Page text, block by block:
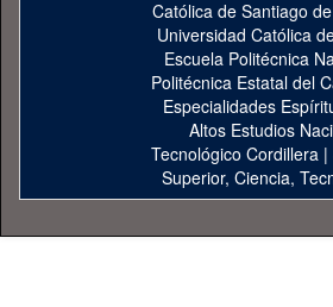
Católica de Santiago
Universidad Católica
Escuela Politécnica
Politécnica Estatal del
Especialidades
Altos Estudios
Tecnológico Cordillera |
Superior, Ciencia,